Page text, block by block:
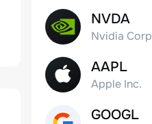
NVDA
Nvidia Corp
AAPL
Apple Inc.
GOOGL